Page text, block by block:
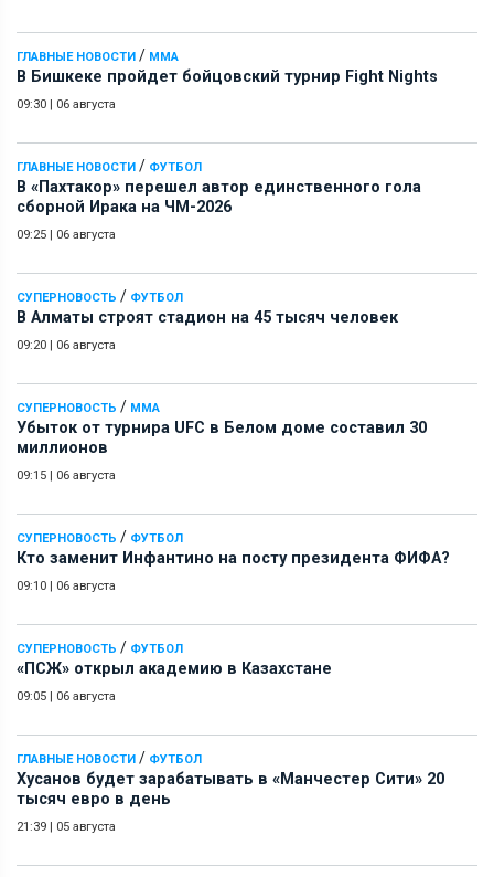
ГЛАВНЫЕ НОВОСТИ / ММА
В Бишкеке пройдет бойцовский турнир Fight Nights
09:30 | 06 августа
ГЛАВНЫЕ НОВОСТИ / ФУТБОЛ
В «Пахтакор» перешел автор единственного гола
сборной Ирака на ЧМ-2026
09:25 | 06 августа
СУПЕРНОВОСТЬ / ФУТБОЛ
В Алматы строят стадион на 45 тысяч человек
09:20 | 06 августа
СУПЕРНОВОСТЬ / ММА
Убыток от турнира UFC в Белом доме составил 30
миллионов
09:15 | 06 августа
СУПЕРНОВОСТЬ / ФУТБОЛ
Кто заменит Инфантино на посту президента ФИФА?
09:10 | 06 августа
СУПЕРНОВОСТЬ / ФУТБОЛ
«ПСЖ» открыл академию в Казахстане
09:05 | 06 августа
ГЛАВНЫЕ НОВОСТИ / ФУТБОЛ
Хусанов будет зарабатывать в «Манчестер Сити» 20
тысяч евро в день
21:39 | 05 августа